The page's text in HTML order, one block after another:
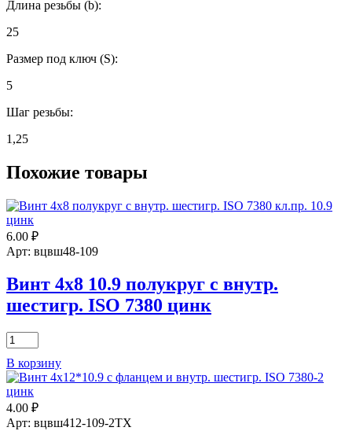
Длина резьбы (b):
25
Размер под ключ (S):
5
Шаг резьбы:
1,25
Похожие товары
6.00 ₽
Арт: вцвш48-109
Винт 4х8 10.9 полукруг с внутр.
шестигр. ISO 7380 цинк
Количество
товара
Винт
4х8
10.9
полукруг
с
В корзину
4.00 ₽
Арт: вцвш412-109-2ТХ